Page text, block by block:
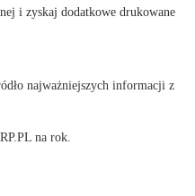
i zyskaj dodatkowe drukowane
najważniejszych informacji z
na rok.